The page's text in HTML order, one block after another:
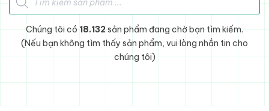
Chúng tôi có 18.132sản phẩm đang chờ bạn tìm kiếm.
(Nếu bạn không tìm thấy sản phẩm, vui lòng nhắn tin cho
chúng tôi)